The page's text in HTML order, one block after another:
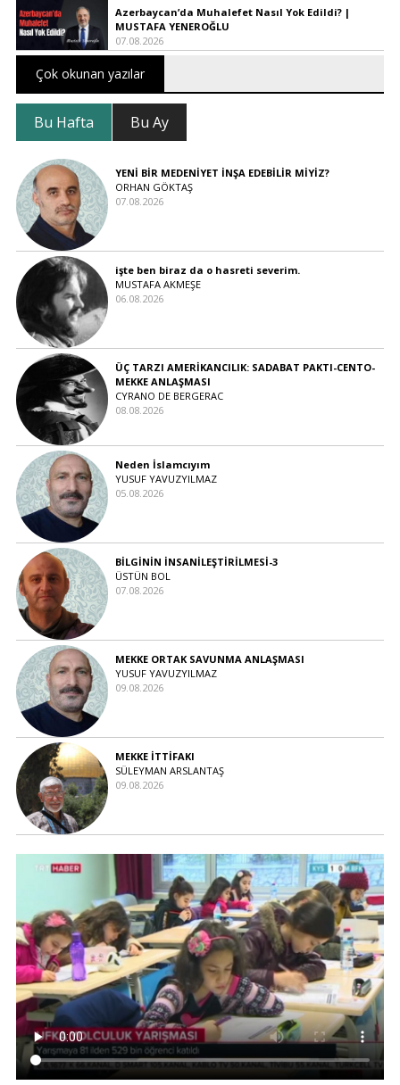
Azerbaycan’da Muhalefet Nasıl Yok Edildi? |
MUSTAFA YENEROĞLU
07.08.2026
Çok okunan yazılar
Bu Hafta Bu Ay
YENİ BİR MEDENİYET İNŞA EDEBİLİR MİYİZ?
ORHAN GÖKTAŞ
07.08.2026
işte ben biraz da o hasreti severim.
MUSTAFA AKMEŞE
06.08.2026
ÜÇ TARZI AMERİKANCILIK: SADABAT PAKTI-CENTO-
MEKKE ANLAŞMASI
CYRANO DE BERGERAC
08.08.2026
Neden İslamcıyım
YUSUF YAVUZYILMAZ
05.08.2026
BİLGİNİN İNSANİLEŞTİRİLMESİ-3
ÜSTÜN BOL
07.08.2026
MEKKE ORTAK SAVUNMA ANLAŞMASI
YUSUF YAVUZYILMAZ
09.08.2026
MEKKE İTTİFAKI
SÜLEYMAN ARSLANTAŞ
09.08.2026